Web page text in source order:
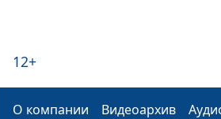
12+
О компании Видеоархив